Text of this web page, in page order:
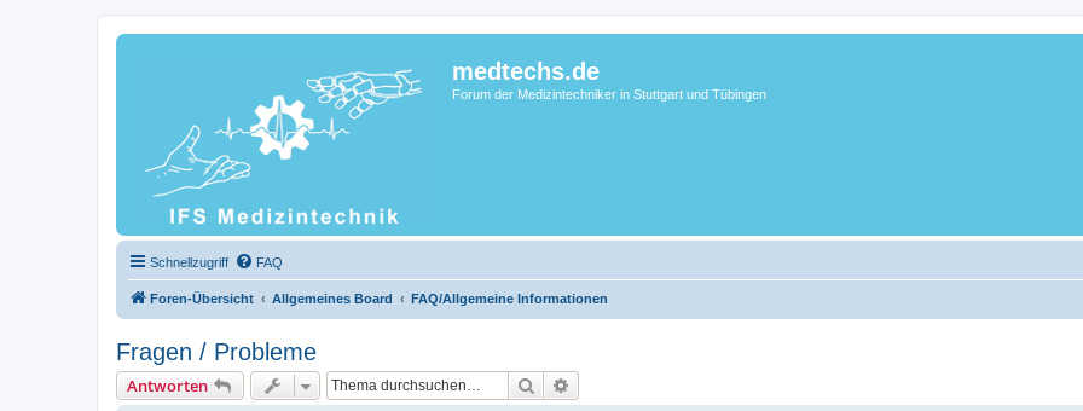
medtechs.de
Forum der Medizintechniker in Stuttgart und Tübingen
Schnellzugriff FAQ
Foren-Übersicht Allgemeines Board FAQ/Allgemeine Informationen
Fragen / Probleme
Antworten Suche